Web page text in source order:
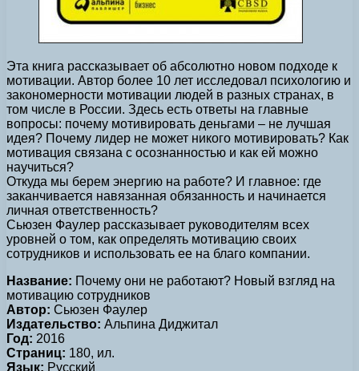
Эта книга рассказывает об абсолютно новом подходе к
мотивации. Автор более 10 лет исследовал психологию и
закономерности мотивации людей в разных странах, в
том числе в России. Здесь есть ответы на главные
вопросы: почему мотивировать деньгами – не лучшая
идея? Почему лидер не может никого мотивировать? Как
мотивация связана с осознанностью и как ей можно
научиться?
Откуда мы берем энергию на работе? И главное: где
заканчивается навязанная обязанность и начинается
личная ответственность?
Сьюзен Фаулер рассказывает руководителям всех
уровней о том, как определять мотивацию своих
сотрудников и использовать ее на благо компании.
Название: Почему они не работают? Новый взгляд на
мотивацию сотрудников
Автор: Сьюзен Фаулер
Издательство: Альпина Диджитал
Год: 2016
Страниц: 180, ил.
Язык: Русский